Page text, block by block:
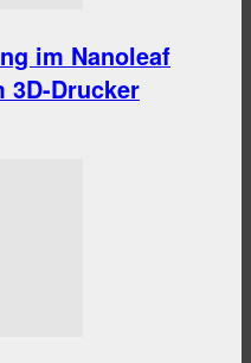
im Nanoleaf
3D-Drucker